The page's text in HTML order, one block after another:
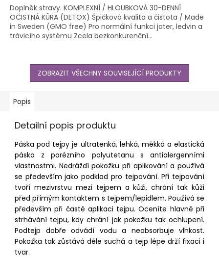
Doplněk stravy. KOMPLEXNÍ / HLOUBKOVÁ 30-DENNÍ
OČISTNÁ KŮRA (DETOX) Špičková kvalita a čistota / Made
in Sweden (GMO free) Pro normální funkci jater, ledvin a
trávicího systému Zcela bezkonkurenční...
ZOBRAZIT VŠECHNY SOUVISEJÍCÍ PRODUKTY
Popis
Detailní popis produktu
Páska pod tejpy je ultratenká, lehká, měkká a elastická
páska z porézního polyutetanu s antialergenními
vlastnostmi. Nedráždí pokožku při aplikování a používá
se především jako podklad pro tejpování. Při tejpování
tvoří mezivrstvu mezi tejpem a kůži, chrání tak kůži
před přímým kontaktem s tejpem/lepidlem. Používá se
především při časté aplikaci tejpu. Oceníte hlavně při
strhávání tejpu, kdy chrání jak pokožku tak ochlupení.
Podtejp dobře odvádí vodu a neabsorbuje vlhkost.
Pokožka tak zůstává déle suchá a tejp lépe drží fixaci i
tvar.